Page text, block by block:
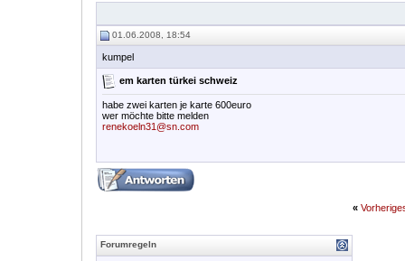
01.06.2008, 18:54
kumpel
em karten türkei schweiz
habe zwei karten je karte 600euro
wer möchte bitte melden
renekoeln31@sn.com
«
Forumregeln